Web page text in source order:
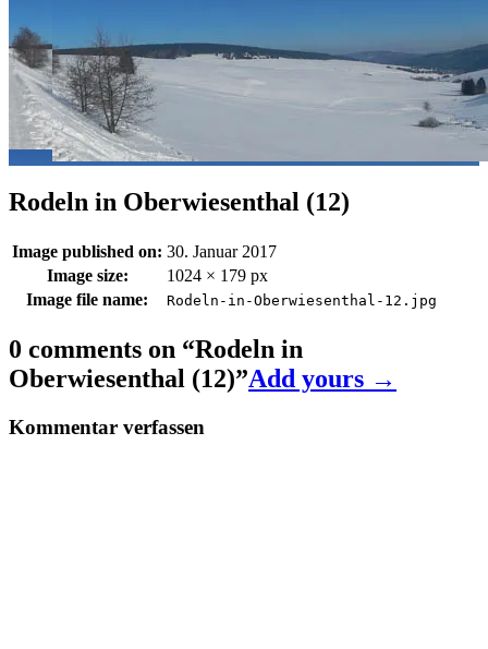
Rodeln in Oberwiesenthal (12)
Image published on: 30. Januar 2017
Image size:
1024 × 179 px
Image file name:
Rodeln-in-Oberwiesenthal-12.jpg
0 comments on “Rodeln in
Oberwiesenthal (12)”Add yours →
Kommentar verfassen